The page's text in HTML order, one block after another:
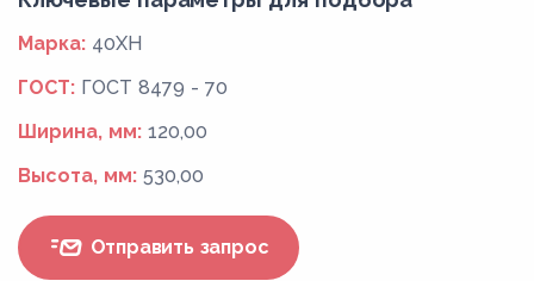
Марка: 40ХН
ГОСТ: ГОСТ 8479 - 70
Ширина, мм: 120,00
Высота, мм: 530,00
Отправить запрос